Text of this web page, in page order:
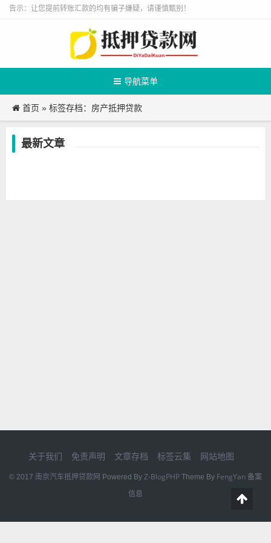
告示：让您提前转账汇款的均有骗子嫌疑，请谨慎甄别！
导航菜单
首页 » 标签存档：房产抵押贷款
最新文章
关于我们 免责声明 文章存档 标签云集 网站地图
© 2017 南京汽车抵押贷款网 Powered By Z-BlogPHP Theme By FengYan 备案
信息